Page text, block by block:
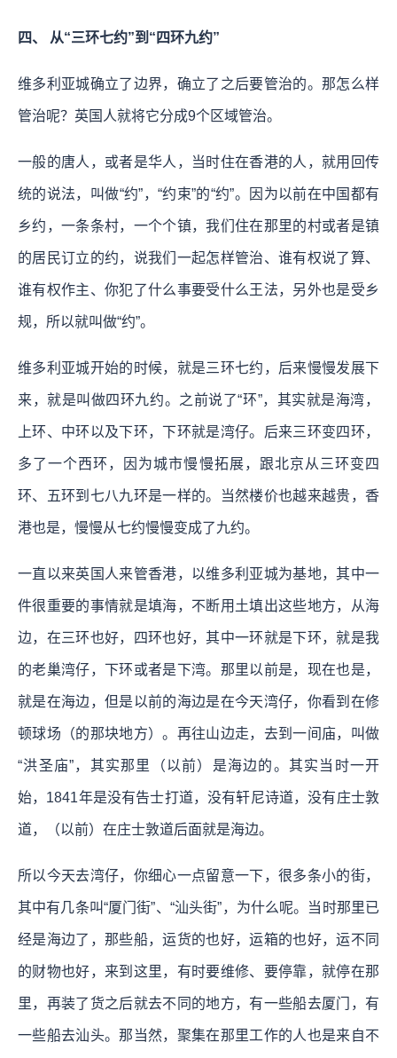
四、 从“三环七约”到“四环九约”
维多利亚城确立了边界，确立了之后要管治的。那怎么样
管治呢？英国人就将它分成9个区域管治。
一般的唐人，或者是华人，当时住在香港的人，就用回传
统的说法，叫做“约”，“约束”的“约”。因为以前在中国都有
乡约，一条条村，一个个镇，我们住在那里的村或者是镇
的居民订立的约，说我们一起怎样管治、谁有权说了算、
谁有权作主、你犯了什么事要受什么王法，另外也是受乡
规，所以就叫做“约”。
维多利亚城开始的时候，就是三环七约，后来慢慢发展下
来，就是叫做四环九约。之前说了“环”，其实就是海湾，
上环、中环以及下环，下环就是湾仔。后来三环变四环，
多了一个西环，因为城市慢慢拓展，跟北京从三环变四
环、五环到七八九环是一样的。当然楼价也越来越贵，香
港也是，慢慢从七约慢慢变成了九约。
一直以来英国人来管香港，以维多利亚城为基地，其中一
件很重要的事情就是填海，不断用土填出这些地方，从海
边，在三环也好，四环也好，其中一环就是下环，就是我
的老巢湾仔，下环或者是下湾。那里以前是，现在也是，
就是在海边，但是以前的海边是在今天湾仔，你看到在修
顿球场（的那块地方）。再往山边走，去到一间庙，叫做
“洪圣庙”，其实那里（以前）是海边的。其实当时一开
始，1841年是没有告士打道，没有轩尼诗道，没有庄士敦
道，（以前）在庄士敦道后面就是海边。
所以今天去湾仔，你细心一点留意一下，很多条小的街，
其中有几条叫“厦门街”、“汕头街”，为什么呢。当时那里已
经是海边了，那些船，运货的也好，运箱的也好，运不同
的财物也好，来到这里，有时要维修、要停靠，就停在那
里，再装了货之后就去不同的地方，有一些船去厦门，有
一些船去汕头。那当然，聚集在那里工作的人也是来自不